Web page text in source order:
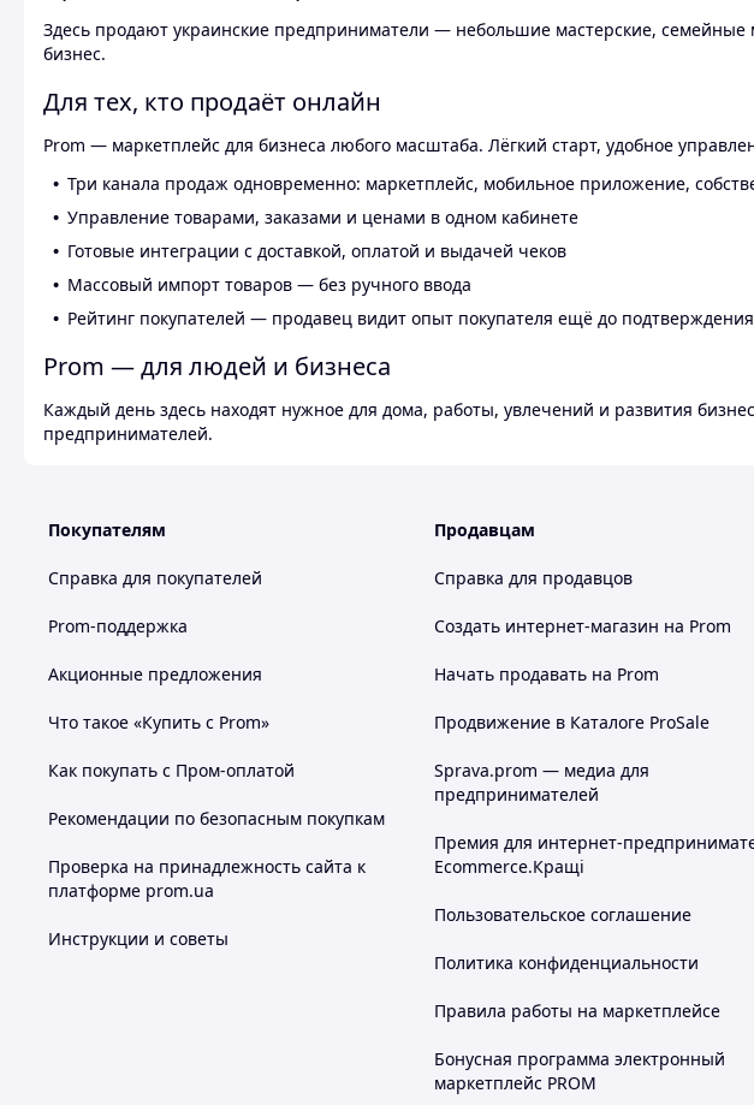
Здесь продают украинские предприниматели — небольшие мастерские,
бизнес.
Для тех, кто продаёт онлайн
Prom — маркетплейс для бизнеса любого масштаба. Лёгкий старт, удобное
Три канала продаж одновременно: маркетплейс, мобильное приложение,
Управление товарами, заказами и ценами в одном кабинете
Готовые интеграции с доставкой, оплатой и выдачей чеков
Массовый импорт товаров — без ручного ввода
Рейтинг покупателей — продавец видит опыт покупателя ещё до подтверждения
Prom — для людей и бизнеса
Каждый день здесь находят нужное для дома, работы, увлечений и развития
предпринимателей.
Покупателям
Справка для покупателей
Prom-поддержка
Акционные предложения
Что такое «Купить с Prom»
Как покупать с Пром-оплатой
Рекомендации по безопасным покупкам
Проверка на принадлежность сайта к
платформе prom.ua
Инструкции и советы
Продавцам
Справка для продавцов
Создать интернет-магазин на Prom
Начать продавать на Prom
Продвижение в Каталоге ProSale
Sprava.prom — медиа для
предпринимателей
Премия для интернет-
Ecommerce.Кращі
Пользовательское соглашение
Политика конфиденциальности
Правила работы на маркетплейсе
Бонусная программа электронный
маркетплейс PROM